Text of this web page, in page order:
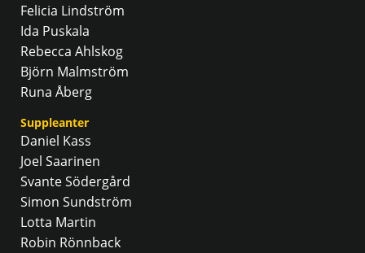
Felicia Lindström
Ida Puskala
Rebecca Ahlskog
Björn Malmström
Runa Åberg
Suppleanter
Daniel Kass
Joel Saarinen
Svante Södergård
Simon Sundström
Lotta Martin
Robin Rönnback